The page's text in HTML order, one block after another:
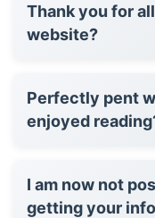
Thank you for
website?
Perfectly pent written content, Really
enjoyed
I am now not
getting your